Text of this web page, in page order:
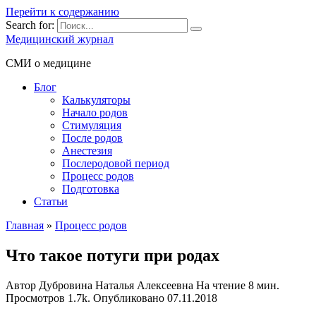
Перейти к содержанию
Search for:
Медицинский журнал
СМИ о медицине
Блог
Калькуляторы
Начало родов
Стимуляция
После родов
Анестезия
Послеродовой период
Процесс родов
Подготовка
Статьи
Главная » Процесс родов
Что такое потуги при родах
Автор Дубровина Наталья Алексеевна На чтение 8 мин.
Просмотров 1.7k. Опубликовано 07.11.2018